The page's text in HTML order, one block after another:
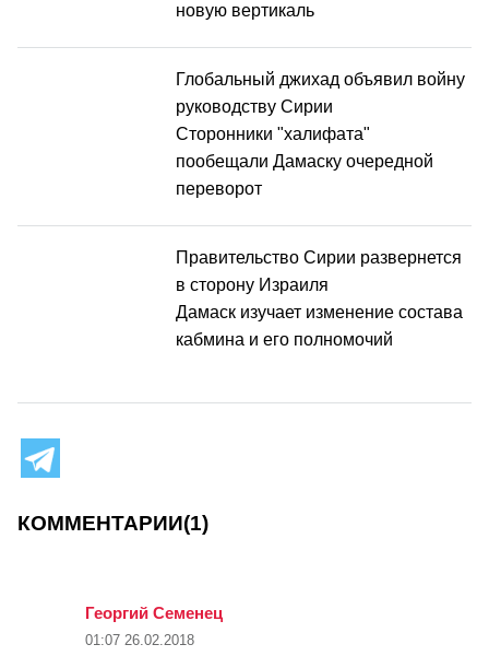
новую вертикаль
Глобальный джихад объявил войну
руководству Сирии
Сторонники "халифата"
пообещали Дамаску очередной
переворот
Правительство Сирии развернется
в сторону Израиля
Дамаск изучает изменение состава
кабмина и его полномочий
КОММЕНТАРИИ(1)
Георгий Семенец
01:07 26.02.2018